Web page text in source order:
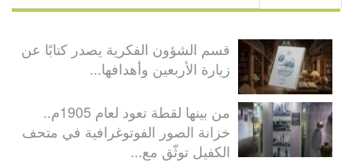
قسم الشؤون الفكرية يصدر كتابًا عن
زيارة الأربعين وأهدافها...
من بينها لقطة تعود لعام 1905م..
خزانة الصور الفوتوغرافية في متحف
الكفيل توثّق مع...